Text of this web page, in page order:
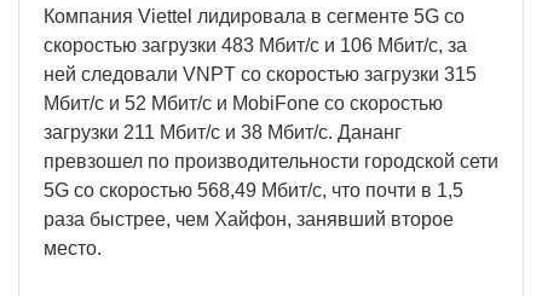
Компания Viettel лидировала в сегменте 5G со
скоростью загрузки 483 Мбит/с и 106 Мбит/с, за
ней следовали VNPT со скоростью загрузки 315
Мбит/с и 52 Мбит/с и MobiFone со скоростью
загрузки 211 Мбит/с и 38 Мбит/с. Дананг
превзошел по производительности городской сети
5G со скоростью 568,49 Мбит/с, что почти в 1,5
раза быстрее, чем Хайфон, занявший второе
место.